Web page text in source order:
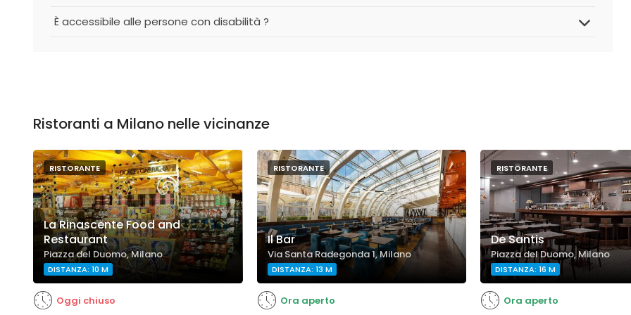
È accessibile alle persone con disabilità ?
Ristoranti a Milano nelle vicinanze
RISTORANTE
La Rinascente Food and
Restaurant
Piazza del Duomo, Milano
DISTANZA: 10 M
Oggi chiuso
RISTORANTE
Il Bar
Via Santa Radegonda 1, Milano
DISTANZA: 13 M
Ora aperto
RISTORANTE
De Santis
Piazza del Duomo, Milano
DISTANZA: 16 M
Ora aperto